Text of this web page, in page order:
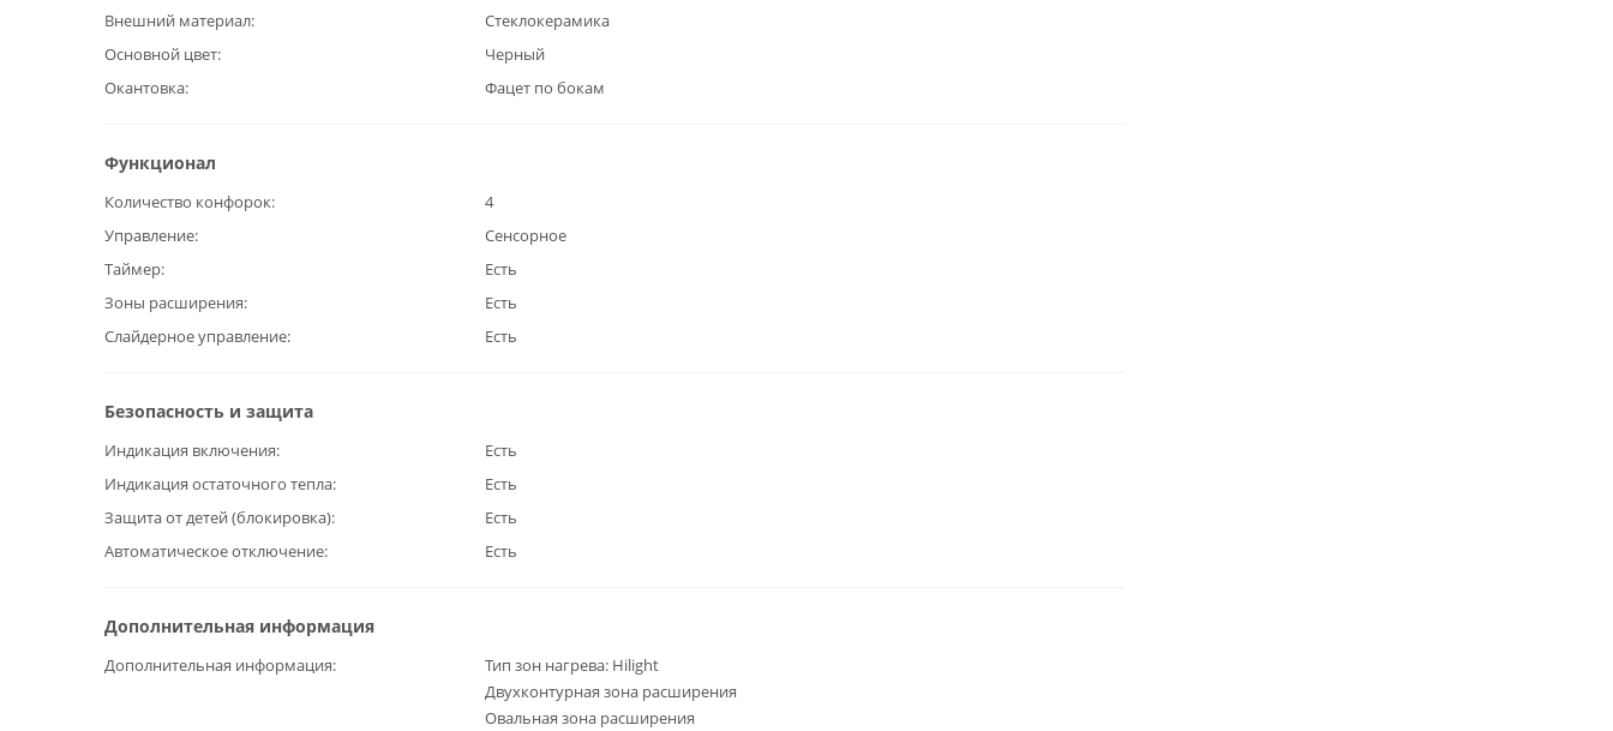
Внешний материал
Стеклокерамика
Основной цвет
Черный
Окантовка
Фацет по бокам
Функционал
Количество конфорок
4
Управление
Сенсорное
Таймер
Есть
Зоны расширения
Есть
Слайдерное управление
Есть
Безопасность и защита
Индикация включения
Есть
Индикация остаточного тепла
Есть
Защита от детей (блокировка)
Есть
Автоматическое отключение
Есть
Дополнительная информация
Дополнительная информация
Тип зон нагрева: Hilight
Двухконтурная зона расширения
Овальная зона расширения